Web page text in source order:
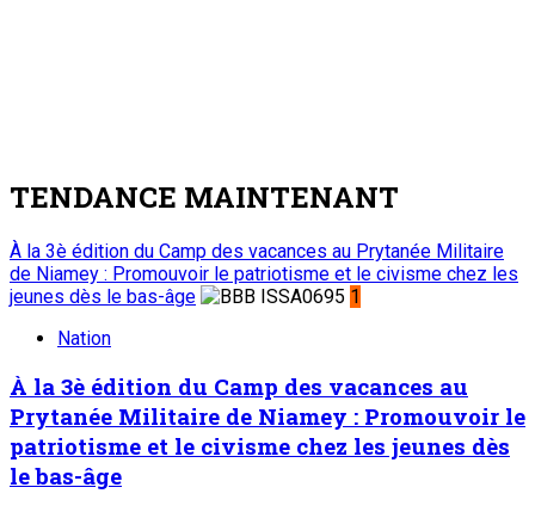
TENDANCE MAINTENANT
À la 3è édition du Camp des vacances au Prytanée Militaire
de Niamey : Promouvoir le patriotisme et le civisme chez les
jeunes dès le bas-âge
1
Nation
À la 3è édition du Camp des vacances au
Prytanée Militaire de Niamey : Promouvoir le
patriotisme et le civisme chez les jeunes dès
le bas-âge